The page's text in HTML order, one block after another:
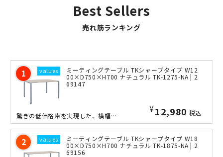
Best Sellers
売れ筋ランキング
ミーティングテーブル TKシャープタイプ W12
00×D750×H700 ナチュラル TK-1275-NA | 2
69147
¥ 12,980 税込
驚きの低価格帯を実現した、横幅1200×奥行き750mmの会議用テーブルです。定...
ミーティングテーブル TKシャープタイプ W18
00×D750×H700 ナチュラル TK-1875-NA | 2
69156